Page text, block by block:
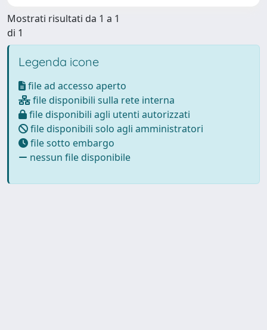
Mostrati risultati da 1 a 1
di 1
Legenda icone
file ad accesso aperto
file disponibili sulla rete interna
file disponibili agli utenti autorizzati
file disponibili solo agli amministratori
file sotto embargo
nessun file disponibile